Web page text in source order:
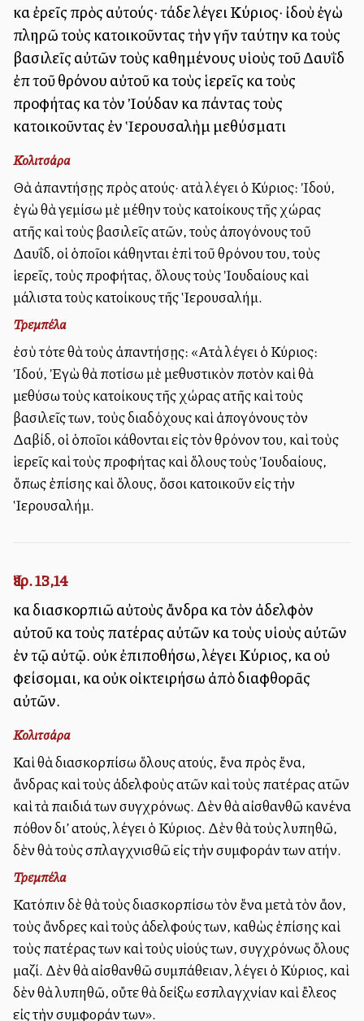
καὶ ἐρεῖς πρὸς αὐτούς· τάδε λέγει Κύριος· ἰδοὺ ἐγὼ
πληρῶ τοὺς κατοικοῦντας τὴν γῆν ταύτην καὶ τοὺς
βασιλεῖς αὐτῶν τοὺς καθημένους υἱοὺς τοῦ Δαυῒδ
ἐπὶ τοῦ θρόνου αὐτοῦ καὶ τοὺς ἱερεῖς καὶ τοὺς
προφήτας καὶ τὸν Ἰούδαν καὶ πάντας τοὺς
κατοικοῦντας ἐν Ἱερουσαλὴμ μεθύσματι
Κολιτσάρα
Θὰ ἀπαντήσῃς πρὸς αὐτούς· αὐτὰ λέγει ὁ Κύριος: Ἰδού,
ἐγὼ θὰ γεμίσω μὲ μέθην τοὺς κατοίκους τῆς χώρας
αὐτῆς καὶ τοὺς βασιλεῖς αὐτῶν, τοὺς ἀπογόνους τοῦ
Δαυΐδ, οἱ ὁποῖοι κάθηνται ἐπὶ τοῦ θρόνου του, τοὺς
ἱερεῖς, τοὺς προφήτας, ὅλους τοὺς Ἰουδαίους καὶ
μάλιστα τοὺς κατοίκους τῆς Ἱερουσαλήμ.
Τρεμπέλα
ἐσὺ τότε θὰ τοὺς ἀπαντήσῃς: «Αὐτὰ λέγει ὁ Κύριος:
Ἰδού, Ἐγὼ θὰ ποτίσω μὲ μεθυστικὸν ποτὸν καὶ θὰ
μεθύσω τοὺς κατοίκους τῆς χώρας αὐτῆς καὶ τοὺς
βασιλεῖς των, τοὺς διαδόχους καὶ ἀπογόνους τὸν
Δαβίδ, οἱ ὁποῖοι κάθονται εἰς τὸν θρόνον του, καὶ τοὺς
ἱερεῖς καὶ τοὺς προφήτας καὶ ὅλους τοὺς Ἰουδαίους,
ὅπως ἐπίσης καὶ ὅλους, ὅσοι κατοικοῦν εἰς τὴν
Ἱερουσαλήμ.
Ἰερ. 13,14
καὶ διασκορπιῶ αὐτοὺς ἄνδρα καὶ τὸν ἀδελφὸν
αὐτοῦ καὶ τοὺς πατέρας αὐτῶν καὶ τοὺς υἱοὺς αὐτῶν
ἐν τῷ αὐτῷ. οὐκ ἐπιποθήσω, λέγει Κύριος, καὶ οὐ
φείσομαι, καὶ οὐκ οἰκτειρήσω ἀπὸ διαφθορᾶς
αὐτῶν.
Κολιτσάρα
Καὶ θὰ διασκορπίσω ὅλους αὐτούς, ἕνα πρὸς ἕνα,
ἄνδρας καὶ τοὺς ἀδελφοὺς αὐτῶν καὶ τοὺς πατέρας αὐτῶν
καὶ τὰ παιδιά των συγχρόνως. Δὲν θὰ αἰσθανθῶ κανένα
πόθον δι’ αὐτούς, λέγει ὁ Κύριος. Δὲν θὰ τοὺς λυπηθῶ,
δὲν θὰ τοὺς σπλαγχνισθῶ εἰς τὴν συμφοράν των αὐτήν.
Τρεμπέλα
Κατόπιν δὲ θὰ τοὺς διασκορπίσω τὸν ἕνα μετὰ τὸν ἄλλον,
τοὺς ἄνδρες καὶ τοὺς ἀδελφούς των, καθὼς ἐπίσης καὶ
τοὺς πατέρας των καὶ τοὺς υἱούς των, συγχρόνως ὅλους
μαζί. Δὲν θὰ αἰσθανθῶ συμπάθειαν, λέγει ὁ Κύριος, καὶ
δὲν θὰ λυπηθῶ, οὔτε θὰ δείξω εὐσπλαγχνίαν καὶ ἔλεος
εἰς τὴν συμφοράν των».